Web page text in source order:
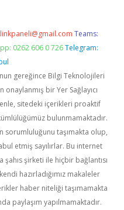
Teams:
0262 606 0 726 Telegram:
gereğince Bilgi Teknolojileri
bir Yer Sağlayıcı
sitedeki içerikleri proaktif
bulunmamaktadır.
sorumluluğunu taşımakta olup,
etmiş sayılırlar. Bu internet
şirketi ile hiçbir bağlantısı
hazırladığımız makaleler
haber niteliği taşımamakta
paylaşım yapılmamaktadır.